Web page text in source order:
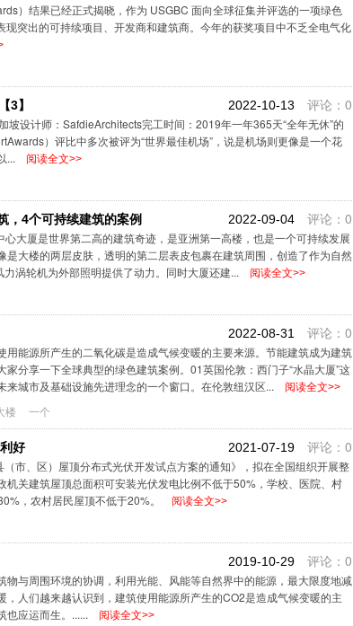
）结果已经正式揭晓，作为 USGBC 面向全球征集并评选的一项绿色
突出的可持续项目、开发商和建筑商。今年的获奖项目中不乏全电气化
2022-10-13 评论：0
3】
设计师：SafdieArchitects完工时间：2019年一年365天“全年无休”的
）评比中多次被评为“世界最佳机场”，说是机场则更像是一个花
...
阅读全文>>
2022-09-04 评论：0
，4个可持续建筑的案例
大厦是世界第二高的建筑奇迹，是亚洲第一高楼，也是一个可持续发展
大楼的两层皮肤，透明的第二层表皮包裹在建筑周围，创造了作为自然
涡轮机为外部照明提供了动力。同时大厦还建...
阅读全文>>
2022-08-31 评论：0
能源所产生的二氧化碳是造成气候变暖的主要来源。节能建筑成为建筑
分享一下全球典型的绿色建筑案例。01英国伦敦：西门子“水晶大厦”这
城市及基础设施先进理念的一个窗口。在伦敦纽汉区...
阅读全文>>
楼 一个
2021-07-19 评论：0
好
市、区）屋顶分布式光伏开发试点方案的通知》，拟在全国组织开展整
关建筑屋顶总面积可安装光伏发电比例不低于50%，学校、医院、村
，农村居民屋顶不低于20%。
阅读全文>>
2019-10-29 评论：0
与周围环境的协调，利用光能、风能等自然界中的能源，最大限度地减
人们越来越认识到，建筑使用能源所产生的CO2是造成气候变暖的主
也应运而生。......
阅读全文>>